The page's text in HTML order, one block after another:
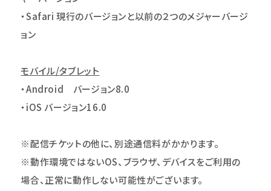
・Safari 現行のバージョンと以前の２つのメジャーバージ
ョン
モバイル/タブレット
・Android バージョン8.0
・iOS バージョン16.0
※配信チケットの他に、別途通信料がかかります。
※動作環境ではないOS、ブラウザ、デバイスをご利用の
場合、正常に動作しない可能性がございます。